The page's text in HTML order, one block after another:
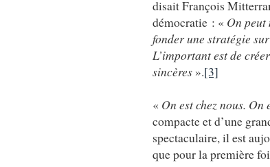
disait François
démocratie : « On
fonder une stratégie
L’important est de
sincères ».[3]
« On est chez nous. On
compacte et d’une
spectaculaire, il est
que pour la première